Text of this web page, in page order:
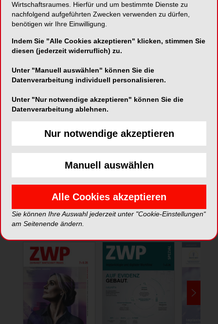
Telefon:
055 412 83 09
*Die Beiträge in dieser Rubrik stammen von den Anbietern und
spiegeln nicht die Meinung der Redaktion wider.
ePaper
Wirtschaftsraumes. Hierfür und um bestimmte Dienste zu
nachfolgend aufgeführten Zwecken verwenden zu dürfen,
benötigen wir Ihre Einwilligung.
Indem Sie "Alle Cookies akzeptieren" klicken, stimmen Sie
diesen (jederzeit widerruflich) zu.
Unter "Manuell auswählen" können Sie die
Datenverarbeitung individuell personalisieren.
Unter "Nur notwendige akzeptieren" können Sie die
Datenverarbeitung ablehnen.
Nur notwendige akzeptieren
Manuell auswählen
Alle Cookies akzeptieren
Sie können Ihre Auswahl jederzeit unter "Cookie-Einstellungen“
am Seitenende ändern.